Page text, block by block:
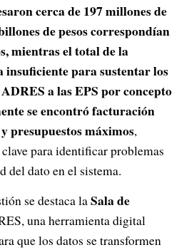
cerca de 197 millones de
de pesos correspondían
mientras el total de la
para sustentar los
a las EPS por concepto
se encontró facturación
presupuestos máximos,
para identificar problemas
del dato en el sistema.
se destaca laSala de
una herramienta digital
que los datos se transformen